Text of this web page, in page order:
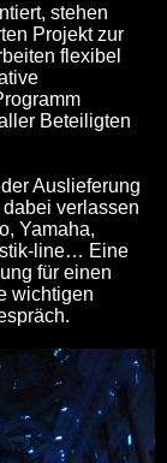
stehen
Projekt zur
flexibel
Beteiligten
Auslieferung
verlassen
Yamaha,
line… Eine
für einen
wichtigen